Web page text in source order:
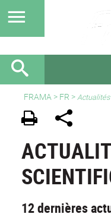
FRAMA > FR >
12 dernières